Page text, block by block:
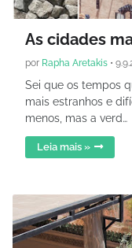
As cidades
por Rapha Aretakis •
Sei que os tempos
mais estranhos e
menos, mas a verd…
Leia mais »